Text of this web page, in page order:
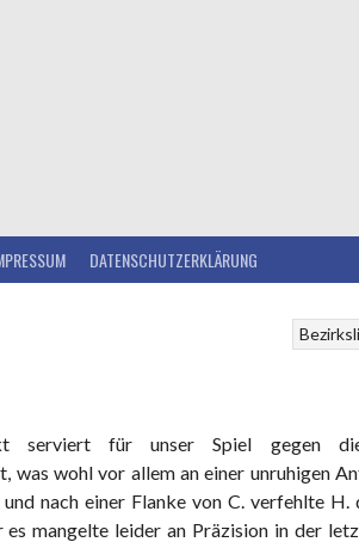
DATENSCHUTZERKLÄRUNG
serviert für unser Spiel gegen
wohl vor allem an einer unruhigen
nach einer Flanke von C. verfehlte H.
mangelte leider an Präzision in der